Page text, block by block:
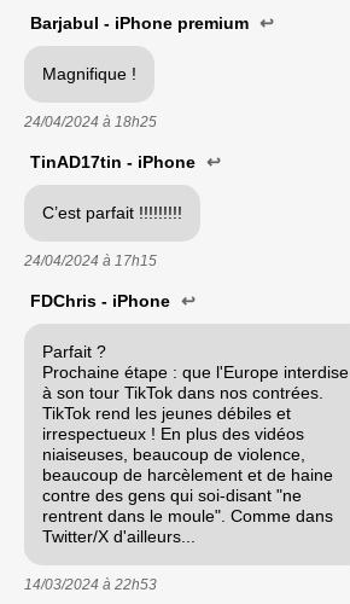
Barjabul - iPhone premium ↩
Magnifique !
24/04/2024 à 18h25
TinAD17tin - iPhone ↩
C’est parfait !!!!!!!!!
24/04/2024 à 17h15
FDChris - iPhone ↩
Parfait ?
Prochaine étape : que l'Europe interdise
à son tour TikTok dans nos contrées.
TikTok rend les jeunes débiles et
irrespectueux ! En plus des vidéos
niaiseuses, beaucoup de violence,
beaucoup de harcèlement et de haine
contre des gens qui soi-disant "ne
rentrent dans le moule". Comme dans
Twitter/X d'ailleurs...
14/03/2024 à 22h53